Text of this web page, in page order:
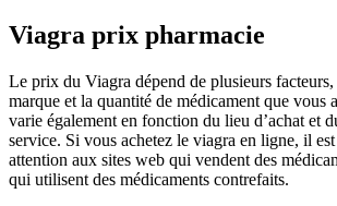
Viagra prix pharmacie
Le prix du Viagra dépend de plusieurs
marque et la quantité de médicament que vous
varie également en fonction du lieu d’achat et
service. Si vous achetez le viagra en ligne, il
attention aux sites web qui vendent des
qui utilisent des médicaments contrefaits.